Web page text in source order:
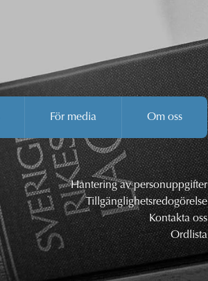
För media Om oss
Hantering av personuppgifter
Tillgänglighetsredogörelse
Kontakta oss
Ordlista